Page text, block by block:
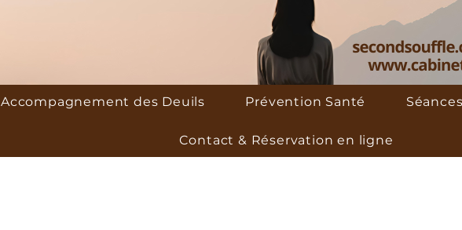
Accompagnement des Deuils Prévention Santé
Contact & Réservation en ligne